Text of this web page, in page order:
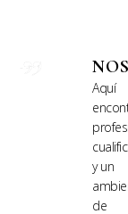
Aquí
y un
de